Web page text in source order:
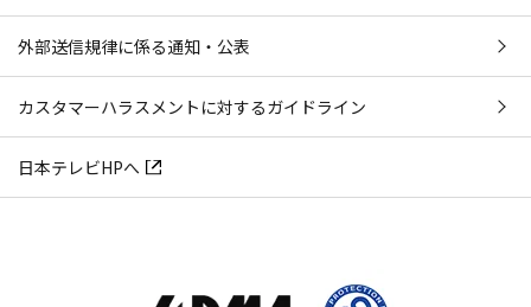
外部送信規律に係る通知・公表
カスタマーハラスメントに対するガイドライン
日本テレビHPへ